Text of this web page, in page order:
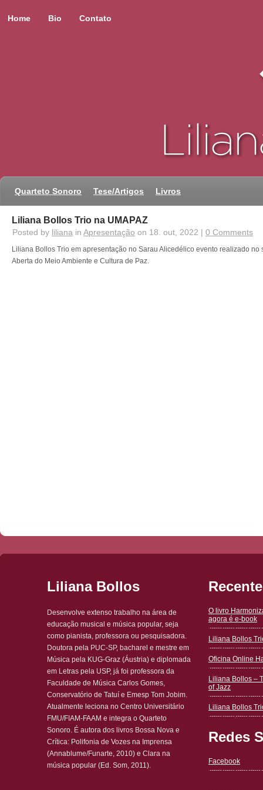
Home Bio Contato
Quarteto Sonoro Tese/Artigos Livros
Liliana Bollos Trio na UMAPAZ
Posted by liliana in Apresentação on 18. out, 2022 | 0 Comments
Liliana Bollos Trio em apresentação no Sarau Alicedélico evento realizado
Aberta do Meio Ambiente e Cultura de Paz.
Liliana Bollos
Desenvolve extenso trabalho na área de
educação musical e música popular, seja
como pianista, professora ou pesquisadora.
Doutora pela PUC-SP, bacharel e mestre em
Música pela KUG-Graz (Áustria) e diplomada
em Letras pela USP, já foi professora da
Faculdade de Música Carlos Gomes,
Conservatório de Tatuí e Emesp Tom Jobim.
Atualmente leciona no Centro Universitário
FMU/FIAM-FAAM e integra o Quarteto
Sonoro. É autora dos livros Bossa Nova e
Crítica: Polifonia de Vozes na Imprensa
(Annablume/Funarte, 2010) e Clara na
música popular (Ed. Som, 2011).
O livro
agora é e-book
Liliana Bollos
Oficina Online
Liliana Bollos –
of Jazz
Liliana Bollos
Redes
Facebook